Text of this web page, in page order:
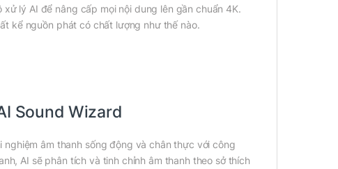
lý AI để nâng cấp mọi nội dung lên gần chuẩn 4K.
kể nguồn phát có chất lượng như thế nào.
Sound Wizard
âm thanh sống động và chân thực với công
AI sẽ phân tích và tinh chỉnh âm thanh theo sở thích